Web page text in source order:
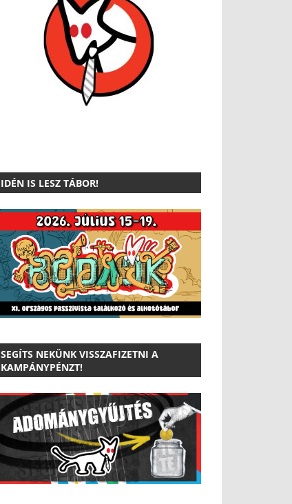
IDÉN IS LESZ TÁBOR!
SEGÍTS NEKÜNK VISSZAFIZETNI A
KAMPÁNYPÉNZT!